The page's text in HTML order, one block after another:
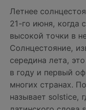
Летнее
21-го июня, когда
высокой точки в
Солнцестояние,
середина лета,
в году и первый
многих странах.
называет solstice,